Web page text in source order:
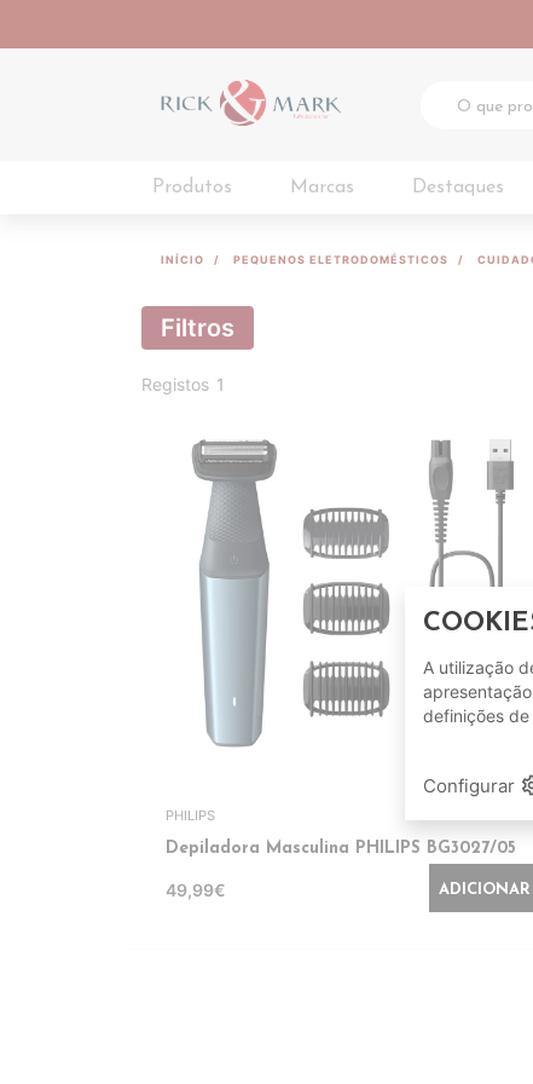
Produtos Marcas Destaques
INÍCIO PEQUENOS ELETRODOMÉSTICOS
Filtros
Registos 1
PHILIPS
Depiladora Masculina PHILIPS BG3027/05
49,99€ ADICIONAR
A utilização
definições
Configurar